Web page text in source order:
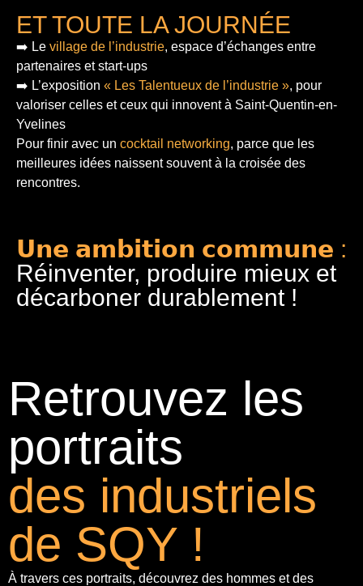
ET TOUTE LA JOURNÉE
➡️ Le village de l’industrie, espace d’échanges entre
partenaires et start-ups
➡️ L’exposition « Les Talentueux de l’industrie », pour
valoriser celles et ceux qui innovent à Saint-Quentin-en-
Yvelines
Pour finir avec un cocktail networking, parce que les
meilleures idées naissent souvent à la croisée des
rencontres.
𝗨𝗻𝗲 𝗮𝗺𝗯𝗶𝘁𝗶𝗼𝗻 𝗰𝗼𝗺𝗺𝘂𝗻𝗲 :
Réinventer, produire mieux et
décarboner durablement !
Retrouvez les
portraits
des industriels
de SQY !
À travers ces portraits, découvrez des hommes et des